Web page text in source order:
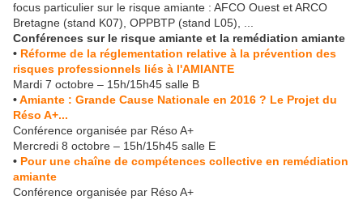
focus particulier sur le risque amiante : AFCO Ouest et ARCO
Bretagne (stand K07), OPPBTP (stand L05), ...
Conférences sur le risque amiante et la remédiation amiante
• Réforme de la réglementation relative à la prévention des
risques professionnels liés à l'AMIANTE
Mardi 7 octobre – 15h/15h45 salle B
•Amiante : Grande Cause Nationale en 2016 ? Le Projet du
Réso A+...
Conférence organisée par Réso A+
Mercredi 8 octobre – 15h/15h45 salle E
• Pour une chaîne de compétences collective en remédiation
amiante
Conférence organisée par Réso A+